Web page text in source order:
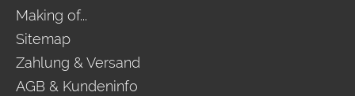
Making of...
Sitemap
Zahlung & Versand
AGB & Kundeninfo